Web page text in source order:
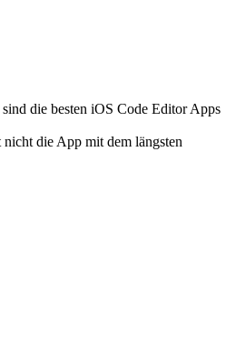
die besten iOS Code Editor Apps
die App mit dem längsten